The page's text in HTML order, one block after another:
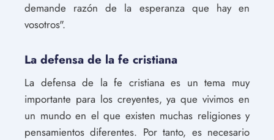
demande razón de la esperanza que hay en
vosotros".
La defensa de la fe cristiana
La defensa de la fe cristiana es un tema muy
importante para los creyentes, ya que vivimos en
un mundo en el que existen muchas religiones y
pensamientos diferentes. Por tanto, es necesario